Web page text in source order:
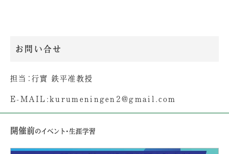
お問い合せ
担当：行實 鉄平准教授
E-MAIL:kurumeningen2@gmail.com
開催前のイベント・生涯学習